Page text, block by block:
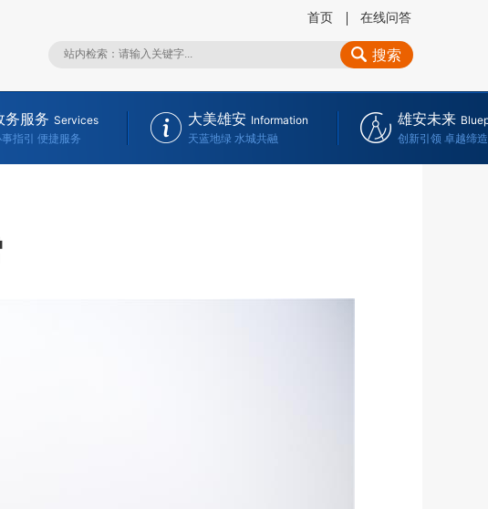
首页 在线问答
搜索
务服务 Services
事指引 便捷服务
大美雄安 Information
天蓝地绿 水城共融
雄安未来
创新引领 卓越缔造